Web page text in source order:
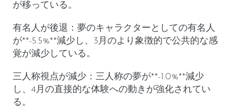
が移っている。
有名人が後退 ： 夢のキャラクターとしての有名人
が**-5.5%**減少し、3月のより象徴的で公共的な感
覚が減少している。
三人称視点が減少 ： 三人称の夢が**-1.0%**減少
し、4月の直接的な体験への動きが強化されてい
る。